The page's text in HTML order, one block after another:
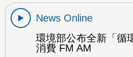
News Online
環境部公布全新「循
消費 FM AM